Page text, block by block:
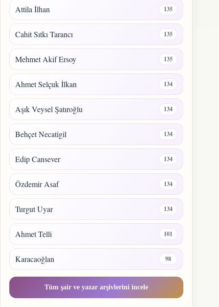
Attila İlhan 135
Cahit Sıtkı Tarancı 135
Mehmet Akif Ersoy 135
Ahmet Selçuk İlkan 134
Aşık Veysel Şatıroğlu 134
Behçet Necatigil 134
Edip Cansever 134
Özdemir Asaf 134
Turgut Uyar 134
Ahmet Telli 101
Karacaoğlan 98
Tüm şair ve yazar arşivlerini incele